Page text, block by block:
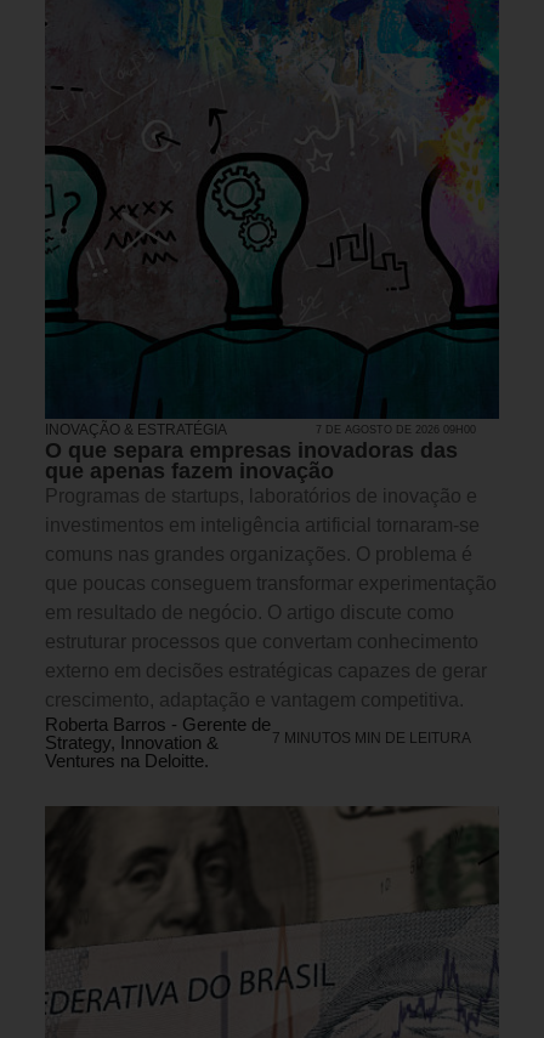
INOVAÇÃO & ESTRATÉGIA 7 DE AGOSTO DE 2026 09H00
O que separa empresas inovadoras das
que apenas fazem inovação
Programas de startups, laboratórios de inovação e
investimentos em inteligência artificial tornaram-se
comuns nas grandes organizações. O problema é
que poucas conseguem transformar experimentação
em resultado de negócio. O artigo discute como
estruturar processos que convertam conhecimento
externo em decisões estratégicas capazes de gerar
crescimento, adaptação e vantagem competitiva.
Roberta Barros - Gerente de
Strategy, Innovation &
Ventures na Deloitte.
7 MINUTOS MIN DE LEITURA